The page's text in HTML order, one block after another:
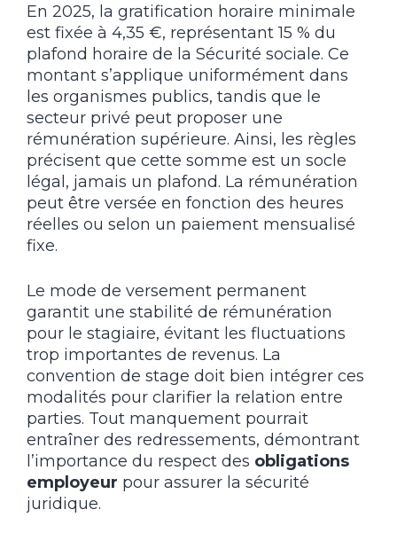
En 2025, la gratification horaire minimale
est fixée à 4,35 €, représentant 15 % du
plafond horaire de la Sécurité sociale. Ce
montant s’applique uniformément dans
les organismes publics, tandis que le
secteur privé peut proposer une
rémunération supérieure. Ainsi, les règles
précisent que cette somme est un socle
légal, jamais un plafond. La rémunération
peut être versée en fonction des heures
réelles ou selon un paiement mensualisé
fixe.
Le mode de versement permanent
garantit une stabilité de rémunération
pour le stagiaire, évitant les fluctuations
trop importantes de revenus. La
convention de stage doit bien intégrer ces
modalités pour clarifier la relation entre
parties. Tout manquement pourrait
entraîner des redressements, démontrant
l’importance du respect des obligations
employeur pour assurer la sécurité
juridique.